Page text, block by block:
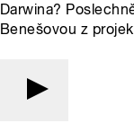
Darwina?
Benešovou z